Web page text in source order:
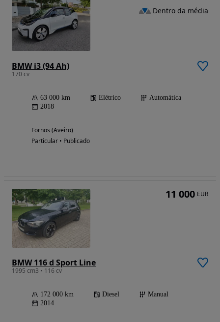
BMW i3 (94 Ah)
170 cv
63 000 km Elétrico
Automática
2018
Fornos (Aveiro)
Particular • Publicado
Dentro da média
BMW 116 d Sport Line
1995 cm3 • 116 cv
172 000 km Diesel
Manual
2014
11 000 EUR